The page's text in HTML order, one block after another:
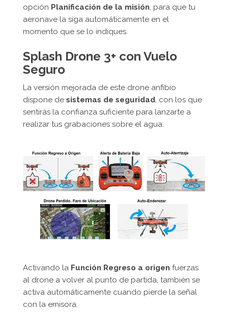
opción Planificación de la misión , para que tu
aeronave la siga automáticamente en el
momento que se lo indiques.
Splash Drone 3+ con Vuelo
Seguro
La versión mejorada de este drone anfibio
dispone de sistemas de seguridad , con los que
sentirás la confianza suficiente para lanzarte a
realizar tus grabaciones sobre el agua.
Activando la Función Regreso a origen fuerzas
al drone a volver al punto de partida, también se
activa automáticamente cuando pierde la señal
con la emisora.